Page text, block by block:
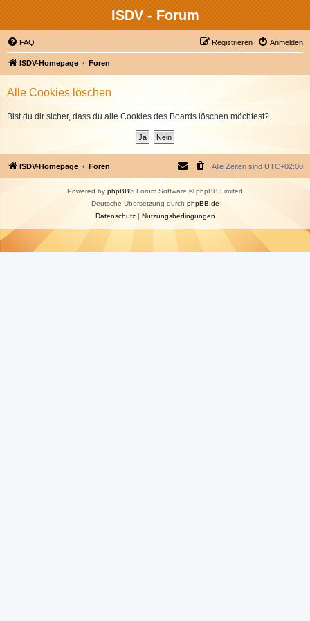
ISDV - Forum
FAQ Anmelden
Registrieren
ISDV-Homepage Foren
Alle Cookies löschen
Bist du dir sicher, dass du alle Cookies des Boards löschen möchtest?
ISDV-Homepage Foren Alle Zeiten sind UTC+02:00
Powered by phpBB® Forum Software © phpBB Limited
Deutsche Übersetzung durch phpBB.de
Datenschutz| Nutzungsbedingungen